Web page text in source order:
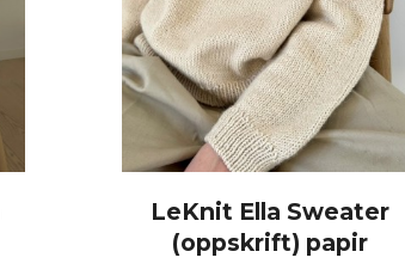
LeKnit Ella Sweater
(oppskrift) papir